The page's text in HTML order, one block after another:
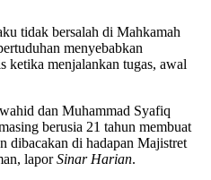
tidak bersalah di Mahkamah
menyebabkan
ketika menjalankan tugas, awal
dan Muhammad Syafiq
berusia 21 tahun membuat
dibacakan di hadapan Majistret
laporSinar Harian.